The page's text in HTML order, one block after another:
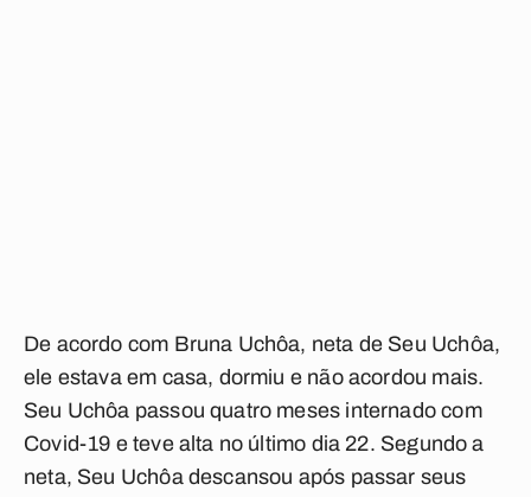
De acordo com Bruna Uchôa, neta de Seu Uchôa,
ele estava em casa, dormiu e não acordou mais.
Seu Uchôa passou quatro meses internado com
Covid-19 e teve alta no último dia 22. Segundo a
neta, Seu Uchôa descansou após passar seus